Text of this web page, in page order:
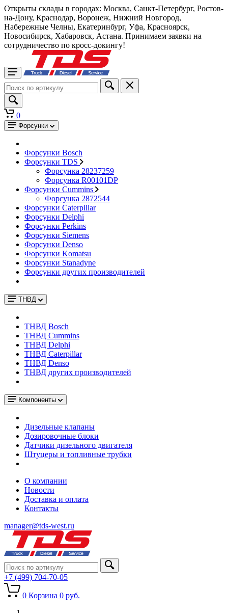
Открыты склады в городах: Москва, Санкт-Петербург, Ростов-
на-Дону, Краснодар, Воронеж, Нижний Новгород,
Набережные Челны, Екатеринбург, Уфа, Красноярск,
Новосибирск, Хабаровск, Астана. Принимаем заявки на
сотрудничество по кросс-докингу!
0
Форсунки
Форсунки Bosch
Форсунки TDS
Форсунка 28237259
Форсунка R00101DP
Форсунки Cummins
Форсунка 2872544
Форсунки Caterpillar
Форсунки Delphi
Форсунки Perkins
Форсунки Siemens
Форсунки Denso
Форсунки Komatsu
Форсунки Stanadyne
Форсунки других производителей
ТНВД
ТНВД Bosch
ТНВД Cummins
ТНВД Delphi
ТНВД Caterpillar
ТНВД Denso
ТНВД других производителей
Компоненты
Дизельные клапаны
Дозировочные блоки
Датчики дизельного двигателя
Штуцеры и топливные трубки
О компании
Новости
Доставка и оплата
Контакты
manager@tds-west.ru
+7 (499) 704-70-05
0 Корзина 0 руб.